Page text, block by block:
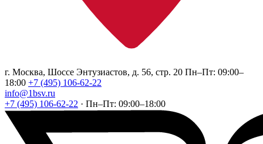
г. Москва, Шоссе Энтузиастов, д. 56, стр. 20 Пн–Пт: 09:00–
18:00 +7 (495) 106-62-22
info@1bsv.ru
+7 (495) 106-62-22 · Пн–Пт: 09:00–18:00